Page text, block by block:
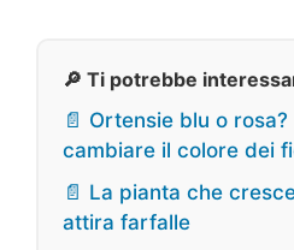
🔎 Ti potrebbe
📄 Ortensie blu o
cambiare il colore dei
📄 La pianta che
attira farfalle